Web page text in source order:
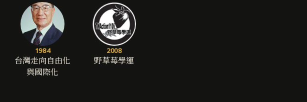
1984
台灣走向自由化
與國際化
2008
野草莓學運